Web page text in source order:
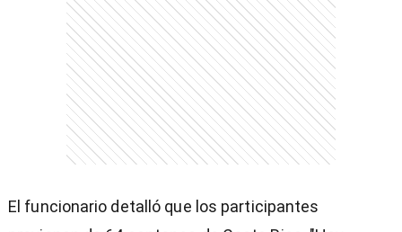
El funcionario detalló que los participantes